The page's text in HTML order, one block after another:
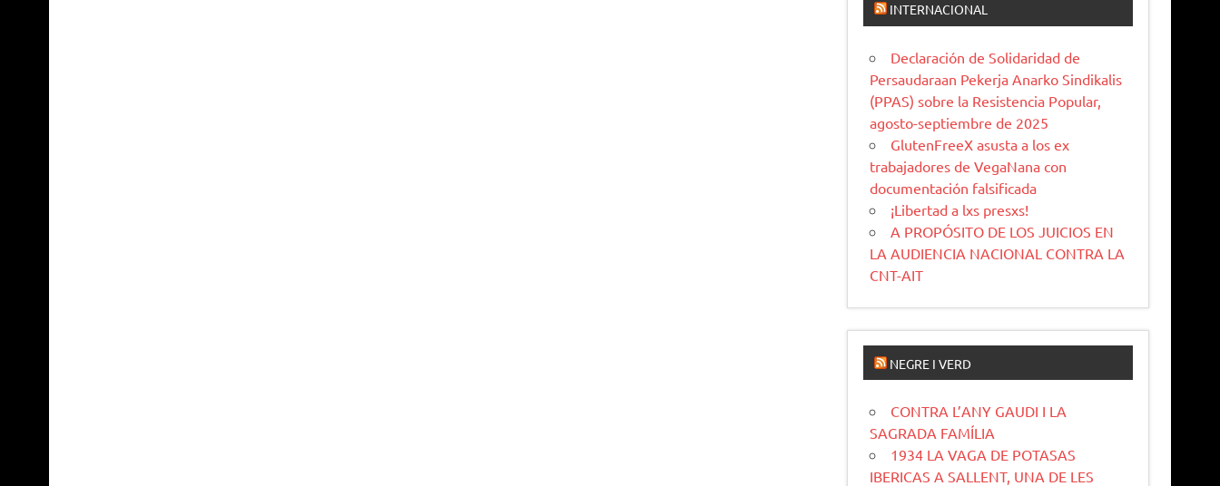
INTERNACIONAL
Declaración de Solidaridad de
Persaudaraan Pekerja Anarko Sindikalis
(PPAS) sobre la Resistencia Popular,
agosto-septiembre de 2025
GlutenFreeX asusta a los ex
trabajadores de VegaNana con
documentación falsificada
¡Libertad a lxs presxs!
A PROPÓSITO DE LOS JUICIOS EN
LA AUDIENCIA NACIONAL CONTRA LA
CNT-AIT
NEGRE I VERD
CONTRA L’ANY GAUDI I LA
SAGRADA FAMÍLIA
1934 LA VAGA DE POTASAS
IBERICAS A SALLENT, UNA DE LES